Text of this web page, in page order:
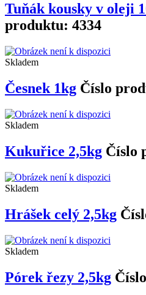
Tuňák kousky v oleji
produktu: 4334
Skladem
Česnek 1kg Číslo
Skladem
Kukuřice 2,5kg Číslo
Skladem
Hrášek celý 2,5kg
Skladem
Pórek řezy 2,5kg